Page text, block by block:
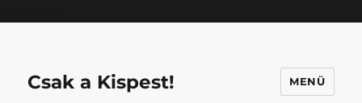
Csak a Kispest! MENÜ